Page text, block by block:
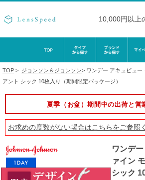
10,000円以上
TOP > ジョンソン＆ジョンソン> ワンデー アキュビュー
アント シック 10枚入り（期間限定パッケージ）
夏季（お盆）期間中の出荷と営
お求めの度数がない場合はこちらをご参照
ワンデ
ァイン
シック